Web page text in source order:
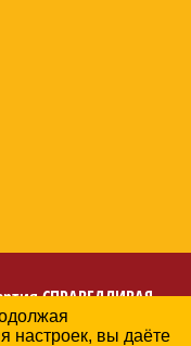
СПРАВЕДЛИВАЯ
настроек, вы даёте